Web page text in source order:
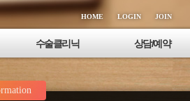
HOME LOGIN JOIN
수술클리닉 상담/예약
정관/정관복원술
온라인상담